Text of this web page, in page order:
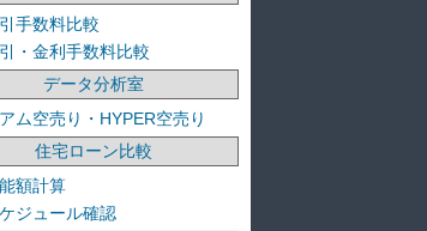
手数料比較
・金利手数料比較
データ分析室
ム空売り・HYPER空売り
住宅ローン比較
額計算
ジュール確認